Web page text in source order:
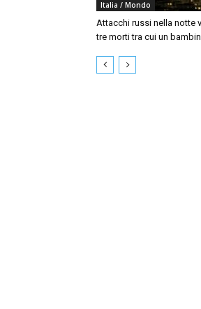
Italia / Mondo
Attacchi russi nella notte
tre morti tra cui un